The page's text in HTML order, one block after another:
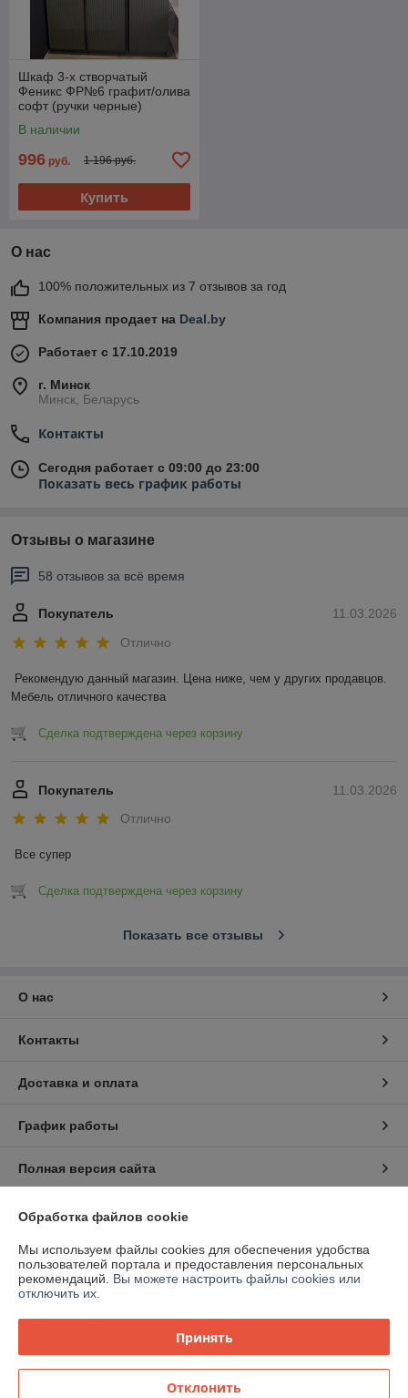
Шкаф 3-х створчатый
Феникс ФР№6 графит/олива
софт (ручки черные)
В наличии
996 руб. 1 196 руб.
Купить
О нас
100% положительных из 7 отзывов за год
Компания продает на Deal.by
Работает с 17.10.2019
г. Минск
Минск, Беларусь
Контакты
Сегодня работает с 09:00 до 23:00
Показать весь график работы
Отзывы о магазине
58 отзывов за всё время
11.03.2026
Покупатель
Отлично
Рекомендую данный магазин. Цена ниже, чем у других продавцов.
Мебель отличного качества
Сделка подтверждена через корзину
11.03.2026
Покупатель
Отлично
Все супер
Сделка подтверждена через корзину
Показать все отзывы
О нас
Контакты
Доставка и оплата
График работы
Полная версия сайта
Политика обработки cookies
Сайт создан на платформе Deal.by
Обработка файлов cookie
Мы используем файлы cookies для обеспечения удобства
пользователей портала и предоставления персональных
рекомендаций. Вы можете настроить файлы cookies или
отключить их.
Принять
Отклонить